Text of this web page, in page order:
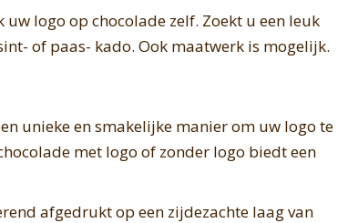
logo op chocolade zelf. Zoekt u een leuk
of paas- kado. Ook maatwerk is mogelijk.
unieke en smakelijke manier om uw logo te
met logo of zonder logo biedt een
afgedrukt op een zijdezachte laag van